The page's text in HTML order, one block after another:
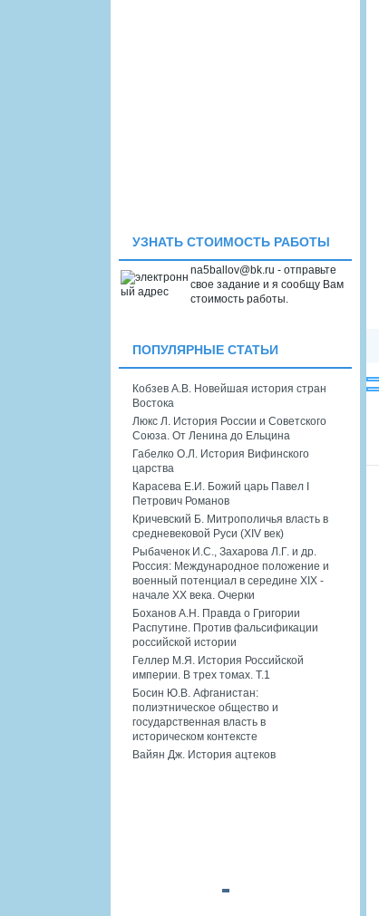
УЗНАТЬ СТОИМОСТЬ РАБОТЫ
na5ballov@bk.ru - отправьте
свое задание и я сообщу Вам
стоимость работы.
ПОПУЛЯРНЫЕ СТАТЬИ
Кобзев А.В. Новейшая история стран
Востока
Люкс Л. История России и Советского
Союза. От Ленина до Ельцина
Габелко О.Л. История Вифинского
царства
Карасева Е.И. Божий царь Павел I
Петрович Романов
Кричевский Б. Митрополичья власть в
средневековой Руси (XIV век)
Рыбаченок И.С., Захарова Л.Г. и др.
Россия: Международное положение и
военный потенциал в середине XIX -
начале XX века. Очерки
Боханов А.Н. Правда о Григории
Распутине. Против фальсификации
российской истории
Геллер М.Я. История Российской
империи. В трех томах. Т.1
Босин Ю.В. Афганистан:
полиэтническое общество и
государственная власть в
историческом контексте
Вайян Дж. История ацтеков